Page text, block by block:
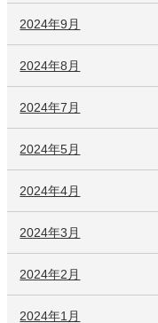
2024年9月
2024年8月
2024年7月
2024年5月
2024年4月
2024年3月
2024年2月
2024年1月